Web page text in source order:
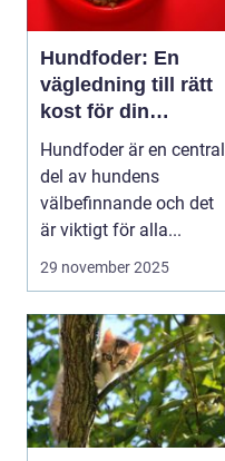
Hundfoder: En
vägledning till rätt
kost för din
fyrbenta vän
Hundfoder är en central
del av hundens
välbefinnande och det
är viktigt för alla...
29 november 2025